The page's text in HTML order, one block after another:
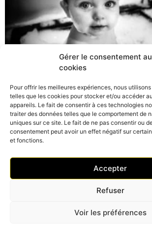
Gérer le consentement
cookies
Pour offrir les meilleures expériences, nous
telles que les cookies pour stocker et/ou accéder
appareils. Le fait de consentir à ces technologies
traiter des données telles que le comportement de
uniques sur ce site. Le fait de ne pas consentir ou
consentement peut avoir un effet négatif sur
et fonctions.
Accepter
Refuser
Voir les préférences
Séance photo fun à Beauregard
26 juillet 2019
Aucun commentaire
Photographe Ain Nous voilà embarqués dans le
entouré de trois femmes (enfin deux en devenir),
humide dans l’Ain ! Nous